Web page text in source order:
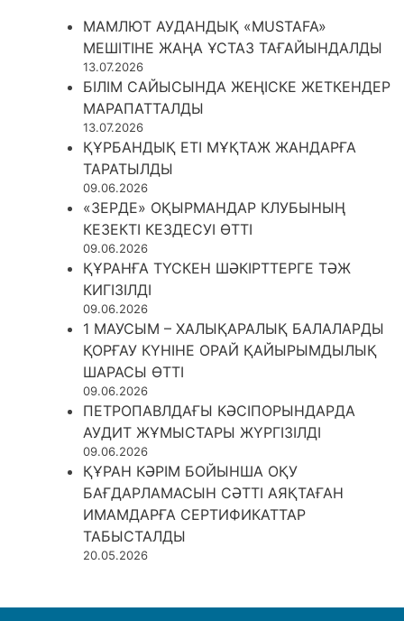
МАМЛЮТ АУДАНДЫҚ «MUSTAFA»
МЕШІТІНЕ ЖАҢА ҰСТАЗ ТАҒАЙЫНДАЛДЫ
13.07.2026
БІЛІМ САЙЫСЫНДА ЖЕҢІСКЕ ЖЕТКЕНДЕР
МАРАПАТТАЛДЫ
13.07.2026
ҚҰРБАНДЫҚ ЕТІ МҰҚТАЖ ЖАНДАРҒА
ТАРАТЫЛДЫ
09.06.2026
«ЗЕРДЕ» ОҚЫРМАНДАР КЛУБЫНЫҢ
КЕЗЕКТІ КЕЗДЕСУІ ӨТТІ
09.06.2026
ҚҰРАНҒА ТҮСКЕН ШӘКІРТТЕРГЕ ТӘЖ
КИГІЗІЛДІ
09.06.2026
1 МАУСЫМ – ХАЛЫҚАРАЛЫҚ БАЛАЛАРДЫ
ҚОРҒАУ КҮНІНЕ ОРАЙ ҚАЙЫРЫМДЫЛЫҚ
ШАРАСЫ ӨТТІ
09.06.2026
ПЕТРОПАВЛДАҒЫ КӘСІПОРЫНДАРДА
АУДИТ ЖҰМЫСТАРЫ ЖҮРГІЗІЛДІ
09.06.2026
ҚҰРАН КӘРІМ БОЙЫНША ОҚУ
БАҒДАРЛАМАСЫН СӘТТІ АЯҚТАҒАН
ИМАМДАРҒА СЕРТИФИКАТТАР
ТАБЫСТАЛДЫ
20.05.2026